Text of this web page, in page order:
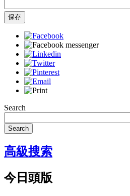
保存
Search
Search
高級搜索
今日頭版